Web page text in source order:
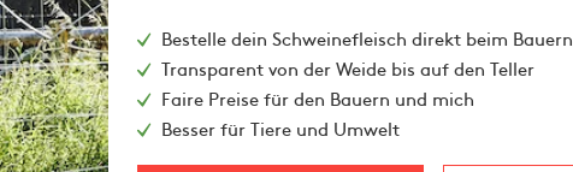
Bestelle dein Schweinefleisch direkt beim Bauern
Transparent von der Weide bis auf den Teller
Faire Preise für den Bauern und mich
Besser für Tiere und Umwelt